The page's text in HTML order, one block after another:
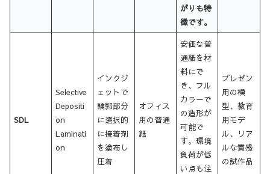
がりも特
徴です。
SDL
Selective
Depositi
on
Laminati
on
インクジ
ェットで
輪郭部分
に選択的
に接着剤
を塗布し
圧着
オフィス
用の普通
紙
安価な普
通紙を材
料にで
き、フル
カラーで
の造形が
可能で
す。環境
負荷が低
い点も注
プレゼン
用の模
型、教育
用モデ
ル、リア
ルな質感
の試作品